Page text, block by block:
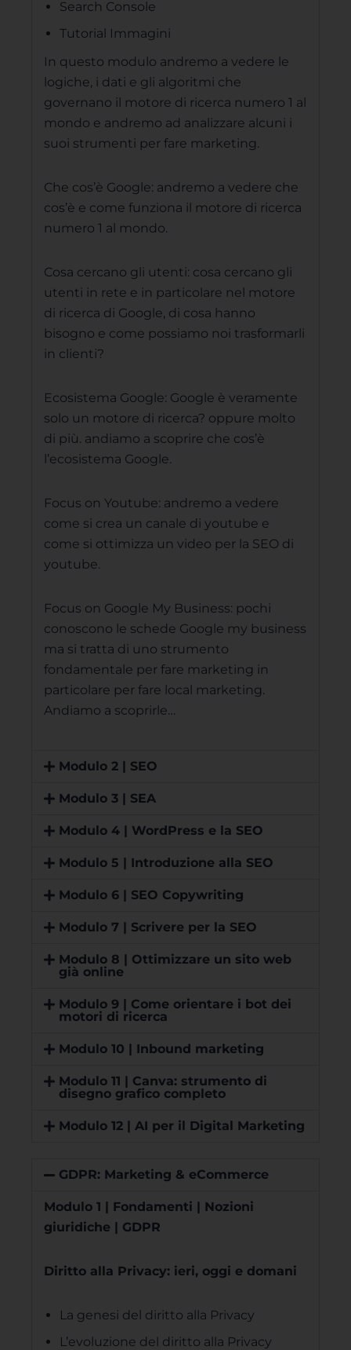
Search Console
Tutorial Immagini
In questo modulo andremo a vedere le
logiche, i dati e gli algoritmi che
governano il motore di ricerca numero 1 al
mondo e andremo ad analizzare alcuni i
suoi strumenti per fare marketing.
Che cos’è Google: andremo a vedere che
cos’è e come funziona il motore di ricerca
numero 1 al mondo.
Cosa cercano gli utenti: cosa cercano gli
utenti in rete e in particolare nel motore
di ricerca di Google, di cosa hanno
bisogno e come possiamo noi trasformarli
in clienti?
Ecosistema Google: Google è veramente
solo un motore di ricerca? oppure molto
di più. andiamo a scoprire che cos’è
l’ecosistema Google.
Focus on Youtube: andremo a vedere
come si crea un canale di youtube e
come si ottimizza un video per la SEO di
youtube.
Focus on Google My Business: pochi
conoscono le schede Google my business
ma si tratta di uno strumento
fondamentale per fare marketing in
particolare per fare local marketing.
Andiamo a scoprirle…
Modulo 2 | SEO
Modulo 3 | SEA
Modulo 4 | WordPress e la SEO
Modulo 5 | Introduzione alla SEO
Modulo 6 | SEO Copywriting
Modulo 7 | Scrivere per la SEO
Modulo 8 | Ottimizzare un sito web
già online
Modulo 9 | Come orientare i bot dei
motori di ricerca
Modulo 10 | Inbound marketing
Modulo 11 | Canva: strumento di
disegno grafico completo
Modulo 12 | AI per il Digital Marketing
GDPR: Marketing & eCommerce
Modulo 1 | Fondamenti | Nozioni
giuridiche | GDPR
Diritto alla Privacy: ieri, oggi e domani
La genesi del diritto alla Privacy
L’evoluzione del diritto alla Privacy